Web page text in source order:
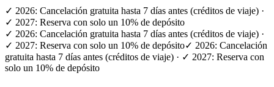
✓ 2026: Cancelación gratuita hasta 7 días antes (créditos de viaje) ·
✓ 2027: Reserva con solo un 10% de depósito
✓ 2026: Cancelación gratuita hasta 7 días antes (créditos de viaje) ·
✓ 2027: Reserva con solo un 10% de depósito✓ 2026: Cancelación
gratuita hasta 7 días antes (créditos de viaje) · ✓ 2027: Reserva con
solo un 10% de depósito